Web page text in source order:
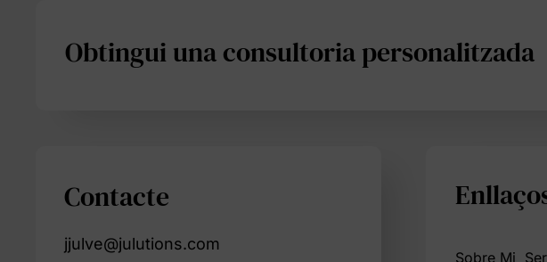
Obtingui una consultoria personalitzada
Contacte
jjulve@julutions.com
Sobre Mi